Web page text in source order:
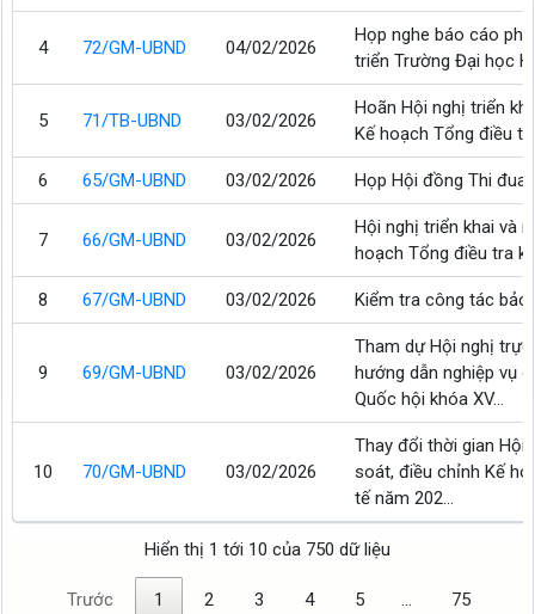
4 72/GM-UBND 04/02/2026
Họp nghe báo cáo
triển Trường Đại học
5 71/TB-UBND 03/02/2026
Hoãn Hội nghị triển
Kế hoạch Tổng điều
6 65/GM-UBND 03/02/2026 Họp Hội đồng Thi
7 66/GM-UBND 03/02/2026
Hội nghị triển khai và
hoạch Tổng điều tra
8 67/GM-UBND 03/02/2026 Kiểm tra công tác bảo
9 69/GM-UBND 03/02/2026
Tham dự Hội nghị
hướng dẫn nghiệp vụ
Quốc hội khóa XV...
10 70/GM-UBND 03/02/2026
Thay đổi thời gian Hội
soát, điều chỉnh Kế
tế năm 202...
Hiển thị 1 tới 10 của 750 dữ liệu
Trước 1 2 3 4 5 … 75